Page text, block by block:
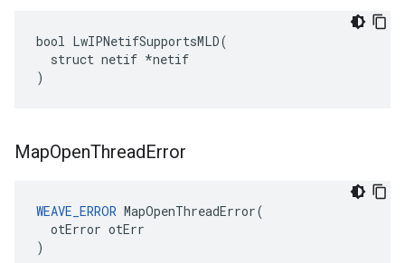
bool LwIPNetifSupportsMLD(
  struct netif *netif
)
MapOpenThreadError
WEAVE_ERROR MapOpenThreadError(
  otError otErr
)